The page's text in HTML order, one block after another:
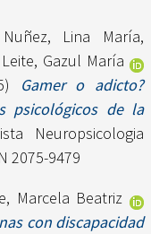
Lina María,
Gazul María
Gamer o adicto?
psicológicos de la
Neuropsicologia
2075-9479
Marcela Beatriz
con discapacidad